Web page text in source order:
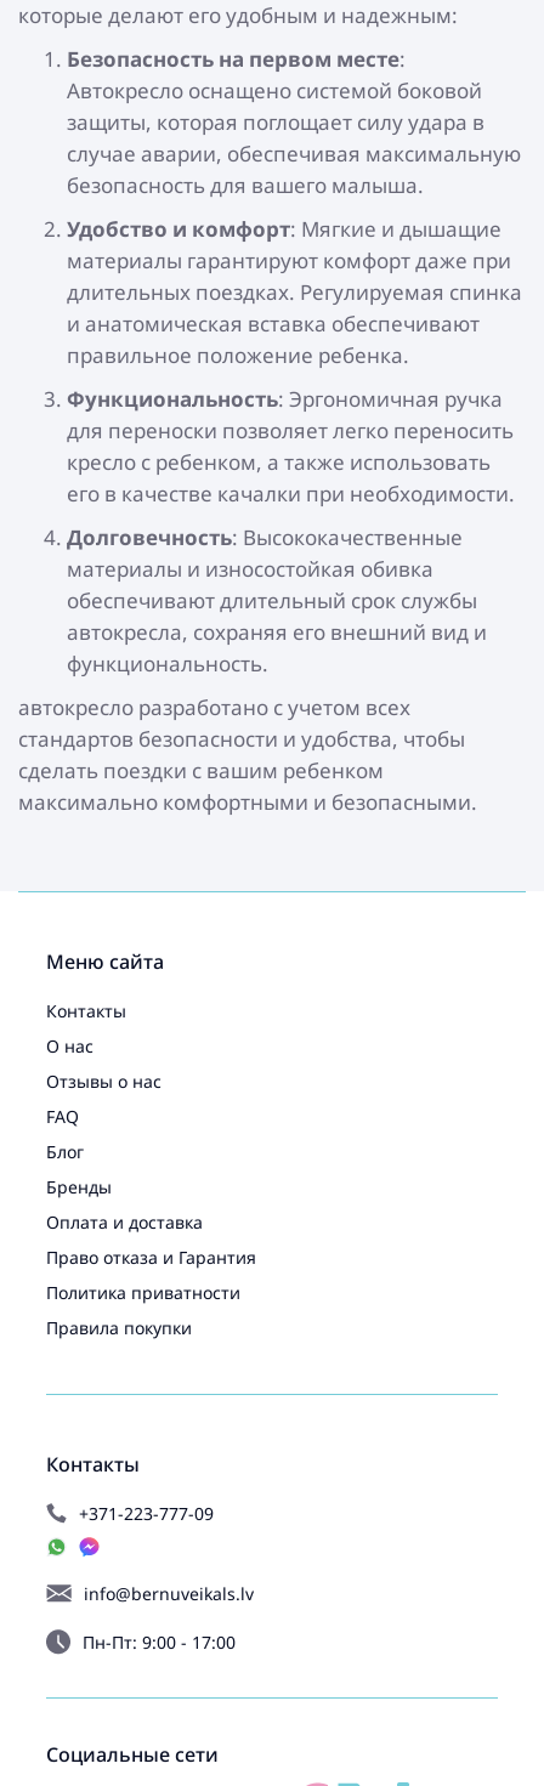
которые делают его удобным и надежным:
Безопасность на первом месте:
Автокресло оснащено системой боковой
защиты, которая поглощает силу удара в
случае аварии, обеспечивая максимальную
безопасность для вашего малыша.
Удобство и комфорт: Мягкие и дышащие
материалы гарантируют комфорт даже при
длительных поездках. Регулируемая спинка
и анатомическая вставка обеспечивают
правильное положение ребенка.
Функциональность: Эргономичная ручка
для переноски позволяет легко переносить
кресло с ребенком, а также использовать
его в качестве качалки при необходимости.
Долговечность: Высококачественные
материалы и износостойкая обивка
обеспечивают длительный срок службы
автокресла, сохраняя его внешний вид и
функциональность.
автокресло разработано с учетом всех
стандартов безопасности и удобства, чтобы
сделать поездки с вашим ребенком
максимально комфортными и безопасными.
Контакты
+371-223-777-09
info@bernuveikals.lv
Пн-Пт: 9:00 - 17:00
Меню сайта
Контакты
О нас
Отзывы о нас
FAQ
Блог
Бренды
Оплата и доставка
Право отказа и Гарантия
Политика приватности
Правила покупки
Социальные сети